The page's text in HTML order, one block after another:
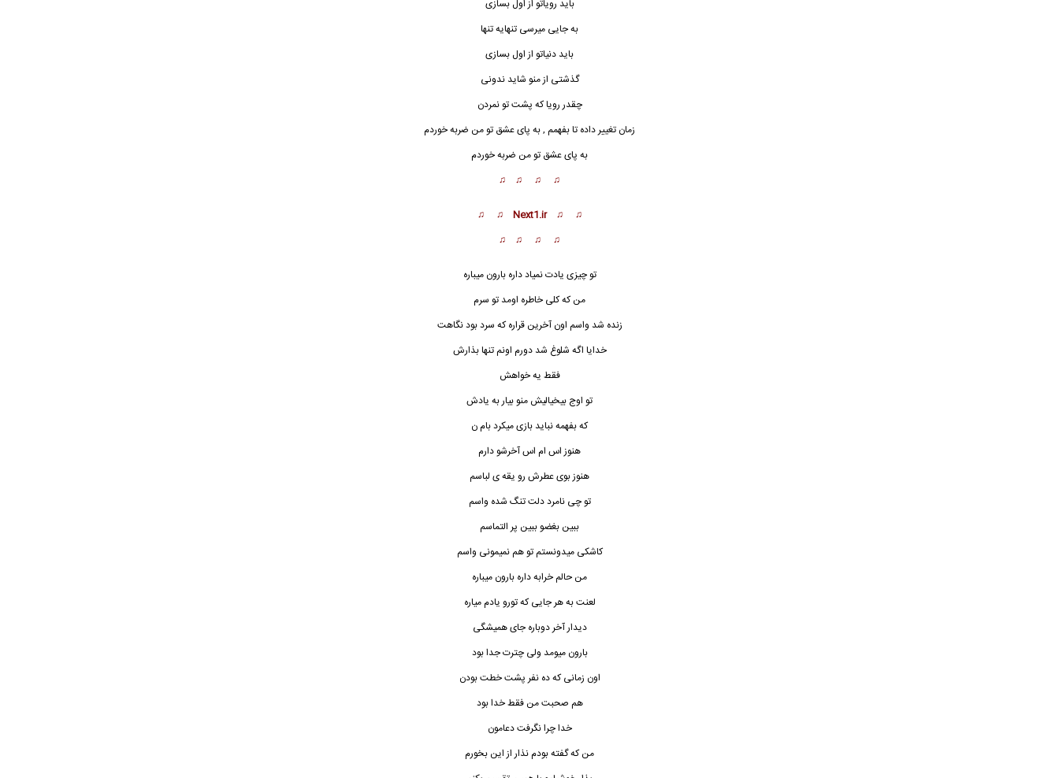
باید رویاتو از اول بسازی
به جایی میرسی تنهایه تنها
باید دنیاتو از اول بسازی
گذشتی از منو شاید ندونی
چقدر رویا که پشت تو نمردن
زمان تغییر داده تا بفهمم , به پای عشق تو من ضربه خوردم
به پای عشق تو من ضربه خوردم
♫ ♫ ♫ ♫
♫ ♫ Next1.ir ♫ ♫
♫ ♫ ♫ ♫
تو چیزی یادت نمیاد داره بارون میباره
من که کلی خاطره اومد تو سرم
زنده شد واسم اون آخرین قراره که سرد بود نگاهت
خدایا اگه شلوغ شد دورم اونم تنها بذارش
فقط یه خواهش
تو اوج بیخیالیش منو بیار به یادش
که بفهمه نباید بازی میکرد بام ن
هنوز اس ام اس آخرشو دارم
هنوز بوی عطرش رو یقه ی لباسم
تو چی نامرد دلت تنگ شده واسم
ببین بغضو ببین پر التماسم
کاشکی میدونستم تو هم نمیمونی واسم
من حالم خرابه داره بارون میباره
لعنت به هر جایی که تورو یادم میاره
دیدار آخر دوباره جای همیشگی
بارون میومد ولی چترت جدا بود
اون زمانی که ده نفر پشت خطت بودن
هم صحبت من فقط خدا بود
خدا چرا نگرفت دعامون
من که گفته بودم نذار از این بخورم